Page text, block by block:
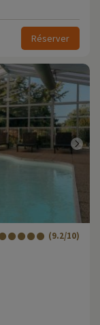
Réserver
(9.2/10)